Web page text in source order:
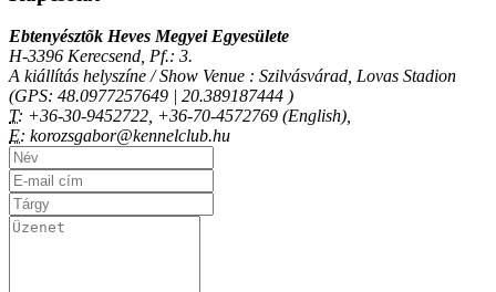
Ebtenyésztõk Heves Megyei Egyesülete
H-3396 Kerecsend, Pf.: 3.
A kiállítás helyszíne / Show Venue : Szilvásvárad, Lovas Stadion
(GPS: 48.0977257649 | 20.389187444 )
T: +36-30-9452722, +36-70-4572769 (English),
E: korozsgabor@kennelclub.hu